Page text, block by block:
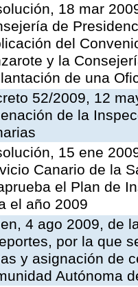
18 mar
de
del
y la
de una
52/2009, 12
de la
15 ene
Canario de la
el Plan de
el año 2009
4 ago 2009, de
por la que
y asignación de
Autónoma